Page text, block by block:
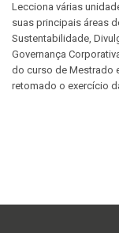
Lecciona várias
suas principais áreas
Sustentabilidade,
Governança
do curso de Mestrado
retomado o exercício